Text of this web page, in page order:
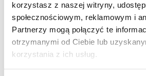
korzystasz z naszej witryny,
społecznościowym, reklamowym i
Partnerzy mogą połączyć te
otrzymanymi od Ciebie lub
korzystania z ich usług.
Spa & Wellness
Fotele do masażu
Urządzenia